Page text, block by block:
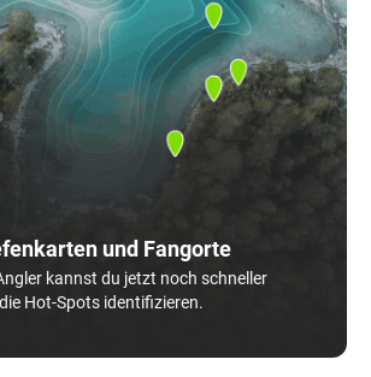
und Fangorte
kannst du jetzt noch schneller
die Hot-Spots identifizieren.